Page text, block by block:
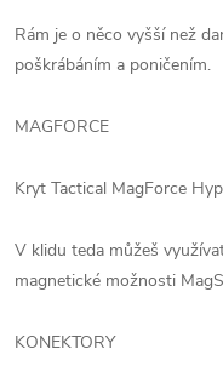
Rám je o něco vyšší než
poškrábáním a poničením.
MAGFORCE
Kryt Tactical MagForce
V klidu teda můžeš
magnetické možnosti
KONEKTORY